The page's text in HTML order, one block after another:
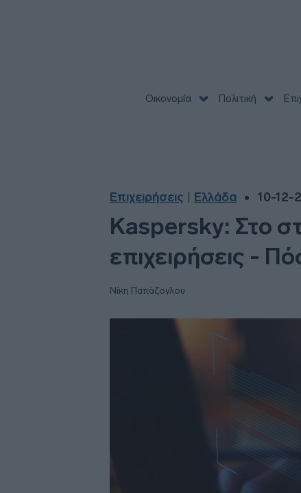
Οικονομία Πολιτική
Επιχειρήσεις Ελλάδα 10-12-
Kaspersky: Στο
επιχειρήσεις -
Νίκη Παπάζογλου